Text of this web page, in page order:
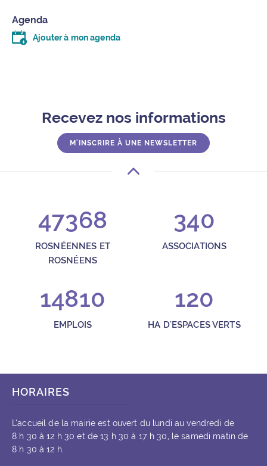
Agenda
Ajouter à mon agenda
Télécharger le fichier .ics (moins d’un kilo-octet)
Recevez nos informations
M'INSCRIRE À UNE NEWSLETTER
47368
ROSNÉENNES ET
ROSNÉENS
340
ASSOCIATIONS
14810
EMPLOIS
120
HA D'ESPACES VERTS
HORAIRES
L’accueil de la mairie est ouvert du lundi au vendredi de
8 h 30 à 12 h 30 et de 13 h 30 à 17 h 30, le samedi matin de
8 h 30 à 12 h.